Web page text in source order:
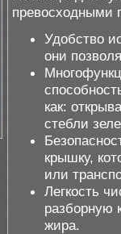
превосходными
Удобство
они
как:
стебли
крышку,
или
Легкость
разборную
жира.